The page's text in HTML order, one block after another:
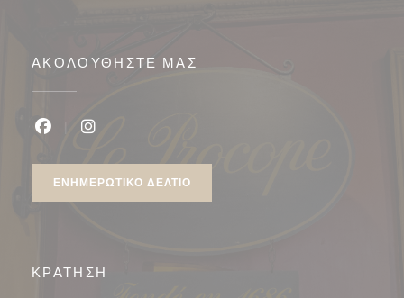
ΑΚΟΛΟΥΘΉΣΤΕ ΜΑΣ
ΕΝΗΜΕΡΩΤΙΚΌ ΔΕΛΤΊΟ
ΚΡΆΤΗΣΗ